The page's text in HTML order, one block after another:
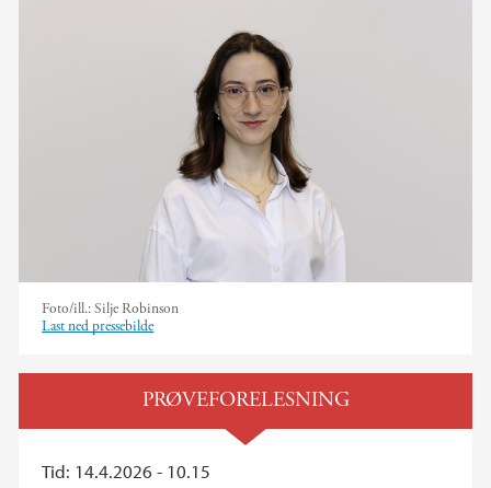
Foto/ill.:Silje Robinson
Last ned pressebilde
PRØVEFORELESNING
Tid: 14.4.2026 - 10.15